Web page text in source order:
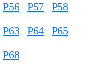
P56 P57
P58
P63 P64
P65
P68